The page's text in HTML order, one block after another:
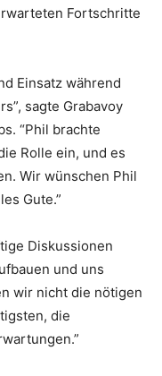
Fortschritte
Einsatz während
sagte Grabavoy
“Phil brachte
Rolle ein, und es
Wir wünschen Phil
Gute.”
Diskussionen
und uns
wir nicht die nötigen
die